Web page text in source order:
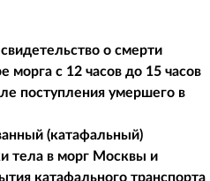
о смерти
морга с 12 часов до 15 часов
поступления умершего в
(катафальный)
тела в морг Москвы и
катафального транспорта